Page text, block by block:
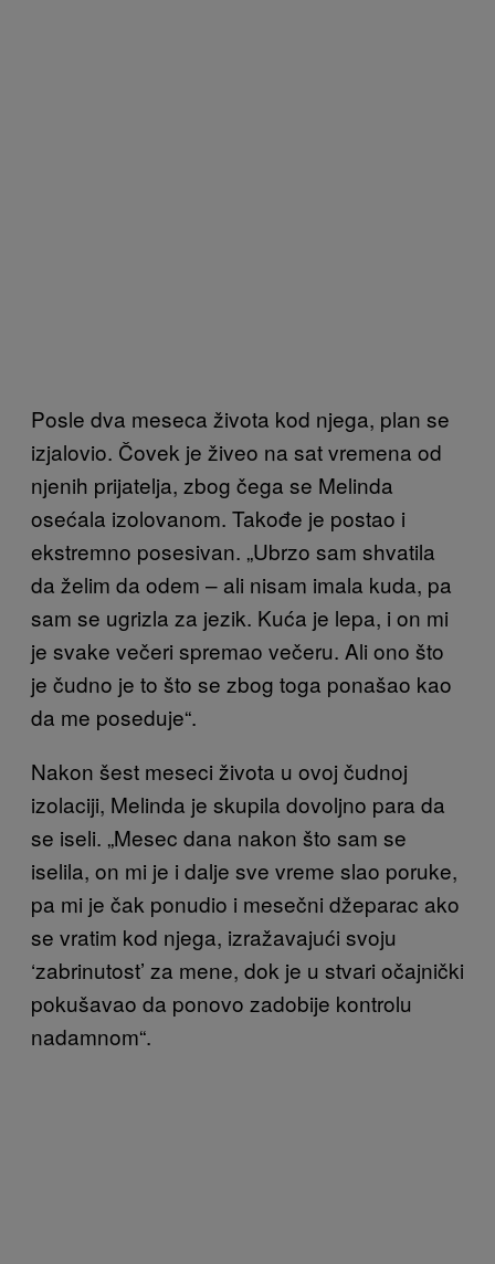
Posle dva meseca života kod njega, plan se
izjalovio. Čovek je živeo na sat vremena od
njenih prijatelja, zbog čega se Melinda
osećala izolovanom. Takođe je postao i
ekstremno posesivan. „Ubrzo sam shvatila
da želim da odem – ali nisam imala kuda, pa
sam se ugrizla za jezik. Kuća je lepa, i on mi
je svake večeri spremao večeru. Ali ono što
je čudno je to što se zbog toga ponašao kao
da me poseduje“.
Nakon šest meseci života u ovoj čudnoj
izolaciji, Melinda je skupila dovoljno para da
se iseli. „Mesec dana nakon što sam se
iselila, on mi je i dalje sve vreme slao poruke,
pa mi je čak ponudio i mesečni džeparac ako
se vratim kod njega, izražavajući svoju
‘zabrinutost’ za mene, dok je u stvari očajnički
pokušavao da ponovo zadobije kontrolu
nadamnom“.